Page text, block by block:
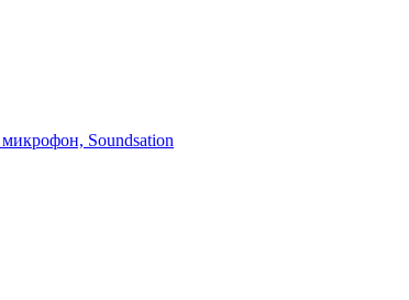
Soundsation